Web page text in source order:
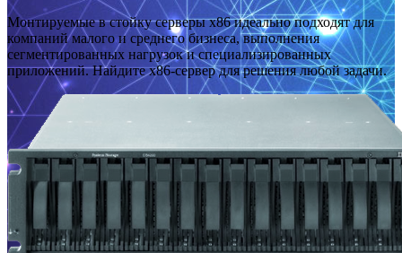
Монтируемые в стойку серверы x86 идеально подходят для
компаний малого и среднего бизнеса, выполнения
сегментированных нагрузок и специализированных
приложений. Найдите x86-сервер для решения любой задачи.